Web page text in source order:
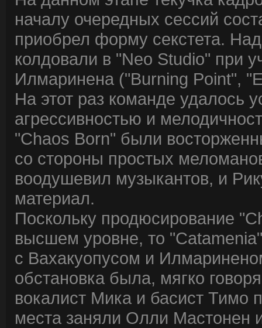
началу очередных сессий
приобрел форму секстета.
колдовали в "Neo Studio" при
Илмаринена ("Burning Point",
На этот раз команде удалось
агрессивностью и
"Chaos Born" были
со стороны простых
воодушевил музыкантов, и
материал.
Поскольку продюсирование
высшем уровне, то
с Вахакуопусом и
обстановка была, мягко
вокалист Мика и басист Тимо
места заняли Олли Мастонен